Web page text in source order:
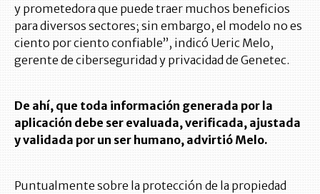
y prometedora que puede traer muchos beneficios
para diversos sectores; sin embargo, el modelo no es
ciento por ciento confiable”, indicó Ueric Melo,
gerente de ciberseguridad y privacidad de Genetec.
De ahí, que toda información generada por la
aplicación debe ser evaluada, verificada, ajustada
y validada por un ser humano, advirtió Melo.
Puntualmente sobre la protección de la propiedad